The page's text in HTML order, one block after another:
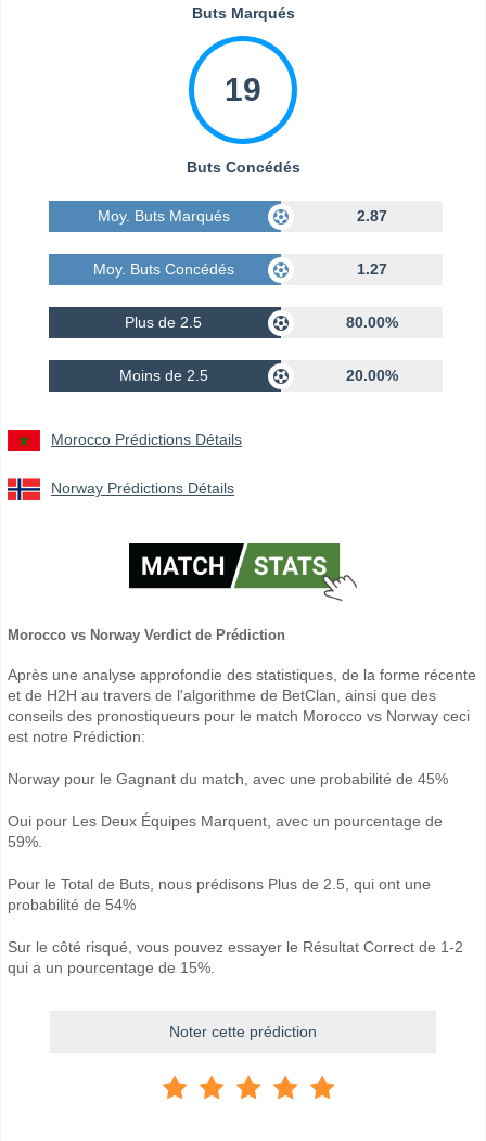
Buts Marqués
19
Buts Concédés
Moy. Buts Marqués 2.87
Moy. Buts Concédés 1.27
Plus de 2.5 80.00%
Moins de 2.5 20.00%
Morocco Prédictions Détails
Norway Prédictions Détails
Morocco vs Norway Verdict de Prédiction
Après une analyse approfondie des statistiques, de la forme récente
et de H2H au travers de l'algorithme de BetClan, ainsi que des
conseils des pronostiqueurs pour le match Morocco vs Norway ceci
est notre Prédiction:
Norway pour le Gagnant du match, avec une probabilité de 45%
Oui pour Les Deux Équipes Marquent, avec un pourcentage de
59%.
Pour le Total de Buts, nous prédisons Plus de 2.5, qui ont une
probabilité de 54%
Sur le côté risqué, vous pouvez essayer le Résultat Correct de 1-2
qui a un pourcentage de 15%.
Noter cette prédiction